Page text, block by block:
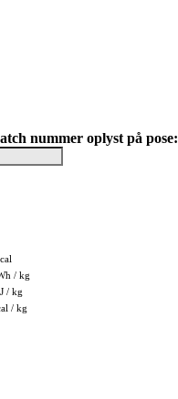
nummer oplyst på pose:
/ kg
/ kg
/ kg